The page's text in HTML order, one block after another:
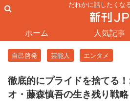
だれかに話したくな
ホーム 人気記事
自己啓発 芸能人 エンタメ
徹底的にプライドを捨てる
オ・藤森慎吾の生き残り戦略